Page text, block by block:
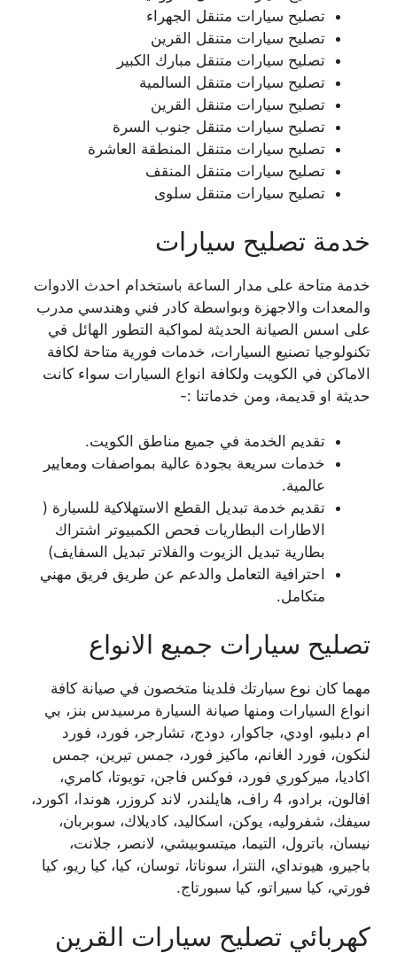
تصليح سيارات متنقل الجهراء
تصليح سيارات متنقل القرين
تصليح سيارات متنقل مبارك الكبير
تصليح سيارات متنقل السالمية
تصليح سيارات متنقل القرين
تصليح سيارات متنقل جنوب السرة
تصليح سيارات متنقل المنطقة العاشرة
تصليح سيارات متنقل المنقف
تصليح سيارات متنقل سلوى
خدمة تصليح سيارات
خدمة متاحة على مدار الساعة باستخدام احدث الادوات
والمعدات والاجهزة وبواسطة كادر فني وهندسي مدرب
على اسس الصيانة الحديثة لمواكبة التطور الهائل في
تكنولوجيا تصنيع السيارات، خدمات فورية متاحة لكافة
الاماكن في الكويت ولكافة انواع السيارات سواء كانت
حديثة او قديمة، ومن خدماتنا :-
تقديم الخدمة في جميع مناطق الكويت.
خدمات سريعة بجودة عالية بمواصفات ومعايير
عالمية.
تقديم خدمة تبديل القطع الاستهلاكية للسيارة (
الاطارات البطاريات فحص الكمبيوتر اشتراك
بطارية تبديل الزيوت والفلاتر تبديل السفايف)
احترافية التعامل والدعم عن طريق فريق مهني
متكامل.
تصليح سيارات جميع الانواع
مهما كان نوع سيارتك فلدينا متخصون في صيانة كافة
انواع السيارات ومنها صيانة السيارة مرسيدس بنز، بي
ام دبليو، اودي، جاكوار، دودج، تشارجر، فورد، فورد
لنكون، فورد الغانم، ماكيز فورد، جمس تيرين، جمس
اكاديا، ميركوري فورد، فوكس فاجن، تويوتا، كامري،
افالون، برادو، 4 راف، هايلندر، لاند كروزر، هوندا، اكورد،
سيفك، شفروليه، يوكن، اسكاليد، كاديلاك، سوبربان،
نيسان، باترول، التيما، ميتسوبيشي، لانصر، جلانت،
باجيرو، هيونداي، النترا، سوناتا، توسان، كيا، كيا ريو، كيا
فورتي، كيا سيراتو، كيا سبورتاج.
كهربائي تصليح سيارات القرين